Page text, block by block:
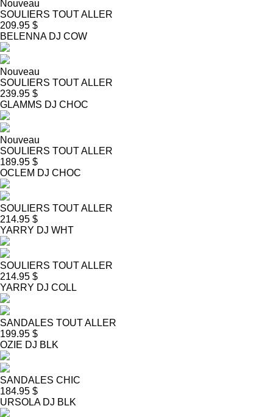
Nouveau
SOULIERS TOUT ALLER
209.95 $
BELENNA DJ COW
Nouveau
SOULIERS TOUT ALLER
239.95 $
GLAMMS DJ CHOC
Nouveau
SOULIERS TOUT ALLER
189.95 $
OCLEM DJ CHOC
SOULIERS TOUT ALLER
214.95 $
YARRY DJ WHT
SOULIERS TOUT ALLER
214.95 $
YARRY DJ COLL
SANDALES TOUT ALLER
199.95 $
OZIE DJ BLK
SANDALES CHIC
184.95 $
URSOLA DJ BLK